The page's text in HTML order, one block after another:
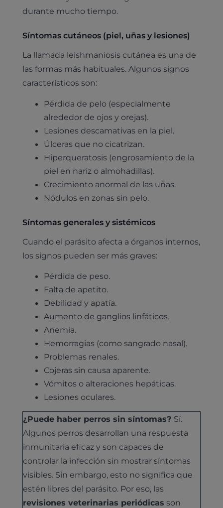
durante mucho tiempo.
Síntomas cutáneos (piel, uñas y lesiones)
La llamada leishmaniosis cutánea es una de
las formas más habituales. Algunos signos
característicos son:
Pérdida de pelo (especialmente
alrededor de ojos y orejas).
Lesiones descamativas en la piel.
Úlceras que no cicatrizan.
Hiperqueratosis (engrosamiento de la
piel en nariz o almohadillas).
Crecimiento anormal de las uñas.
Nódulos en zonas sin pelo.
Síntomas generales y sistémicos
Cuando el parásito afecta a órganos internos,
los signos pueden ser más graves:
Pérdida de peso.
Falta de apetito.
Debilidad y apatía.
Aumento de ganglios linfáticos.
Anemia.
Hemorragias (como sangrado nasal).
Problemas renales.
Cojeras sin causa aparente.
Vómitos o alteraciones hepáticas.
Lesiones oculares.
¿Puede haber perros sin síntomas? Sí.
Algunos perros desarrollan una respuesta
inmunitaria eficaz y son capaces de
controlar la infección sin mostrar síntomas
visibles. Sin embargo, esto no significa que
estén libres del parásito. Por eso, las
revisiones veterinarias periódicas son